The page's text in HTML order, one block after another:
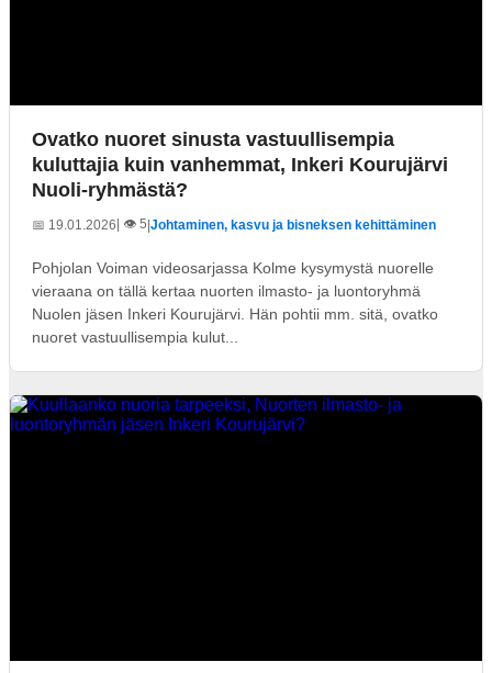
Ovatko nuoret sinusta vastuullisempia
kuluttajia kuin vanhemmat, Inkeri Kourujärvi
Nuoli-ryhmästä?
📅 19.01.2026| 👁️ 5 Johtaminen, kasvu ja bisneksen kehittäminen
Pohjolan Voiman videosarjassa Kolme kysymystä nuorelle
vieraana on tällä kertaa nuorten ilmasto- ja luontoryhmä
Nuolen jäsen Inkeri Kourujärvi. Hän pohtii mm. sitä, ovatko
nuoret vastuullisempia kulut...